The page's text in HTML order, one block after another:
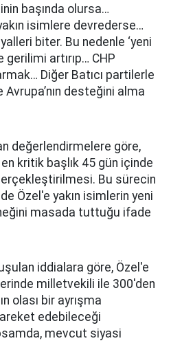
başında olursa…
isimlere devrederse…
biter. Bu nedenle ‘yeni
gerilimi artırıp… CHP
Diğer Batıcı partilerle
desteğini alma
değerlendirmelere göre,
kritik başlık 45 gün içinde
Bu sürecin
Özel'e yakın isimlerin yeni
masada tuttuğu ifade
iddialara göre, Özel'e
milletvekili ile 300'den
olası bir ayrışma
edebileceği
mevcut siyasi